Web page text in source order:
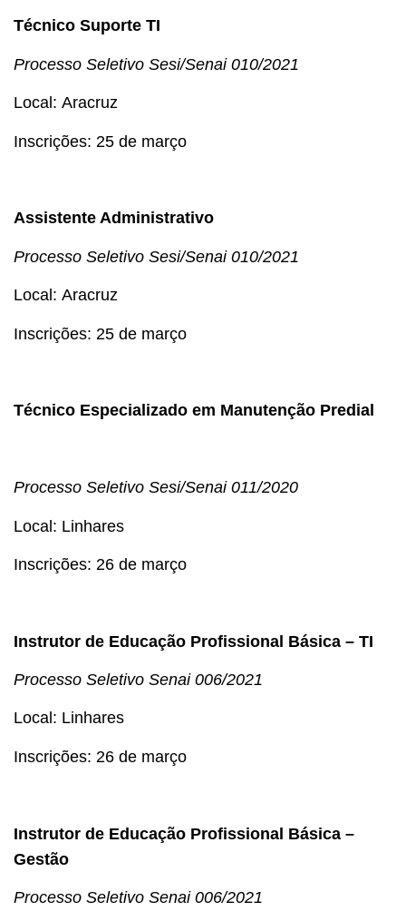
Técnico Suporte TI
Processo Seletivo Sesi/Senai 010/2021
Local: Aracruz
Inscrições: 25 de março
Assistente Administrativo
Processo Seletivo Sesi/Senai 010/2021
Local: Aracruz
Inscrições: 25 de março
Técnico Especializado em Manutenção Predial
Processo Seletivo Sesi/Senai 011/2020
Local: Linhares
Inscrições: 26 de março
Instrutor de Educação Profissional Básica – TI
Processo Seletivo Senai 006/2021
Local: Linhares
Inscrições: 26 de março
Instrutor de Educação Profissional Básica –
Gestão
Processo Seletivo Senai 006/2021